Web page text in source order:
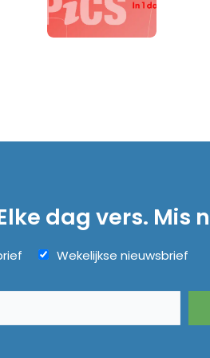
dag vers. Mis
Wekelijkse nieuwsbrief